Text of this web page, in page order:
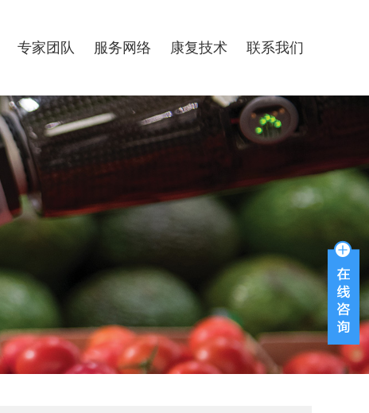
专家团队 服务网络 康复技术 联系我们